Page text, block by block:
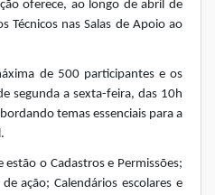
oferece, ao longo de abril de
Técnicos nas Salas de Apoio ao
de 500 participantes e os
segunda a sexta-feira, das 10h
temas essenciais para a
o Cadastros e Permissões;
ação; Calendários escolares e